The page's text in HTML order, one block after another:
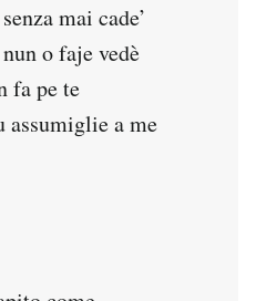
mai cade’
o faje vedè
fa pe te
assumiglie a me